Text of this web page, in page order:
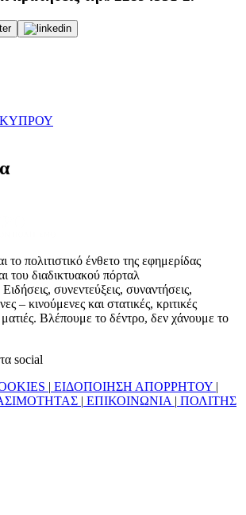
πολιτιστικό ένθετο της εφημερίδας
του διαδικτυακού πόρταλ
συνεντεύξεις, συναντήσεις,
– κινούμενες και στατικές, κριτικές
ματιές. Βλέπουμε το δέντρο, δεν χάνουμε το
social
| ΕΙΔΟΠΟΙΗΣΗ ΑΠΟΡΡΗΤΟΥ |
| ΕΠΙΚΟΙΝΩΝΙΑ | ΠΟΛΙΤΗΣ